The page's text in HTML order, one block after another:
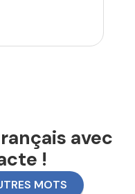
avec
!
MOTS